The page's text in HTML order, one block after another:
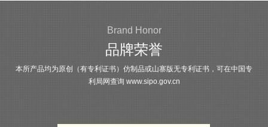
Brand Honor
品牌荣誉
本所产品均为原创（有专利证书）仿制品或山寨版无专利证书，可在中国专
利局网查询 www.sipo.gov.cn